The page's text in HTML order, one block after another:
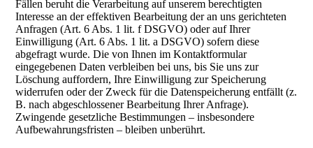
Fällen beruht die Verarbeitung auf unserem berechtigten
Interesse an der effektiven Bearbeitung der an uns gerichteten
Anfragen (Art. 6 Abs. 1 lit. f DSGVO) oder auf Ihrer
Einwilligung (Art. 6 Abs. 1 lit. a DSGVO) sofern diese
abgefragt wurde. Die von Ihnen im Kontaktformular
eingegebenen Daten verbleiben bei uns, bis Sie uns zur
Löschung auffordern, Ihre Einwilligung zur Speicherung
widerrufen oder der Zweck für die Datenspeicherung entfällt (z.
B. nach abgeschlossener Bearbeitung Ihrer Anfrage).
Zwingende gesetzliche Bestimmungen – insbesondere
Aufbewahrungsfristen – bleiben unberührt.